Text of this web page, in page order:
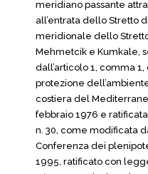
meridiano passante
all’entrata dello Stretto
meridionale dello
Mehmetcik e Kumkale,
dall’articolo 1, comma
protezione
costiera del
febbraio 1976 e
n. 30, come modificata
Conferenza dei
1995, ratificato con